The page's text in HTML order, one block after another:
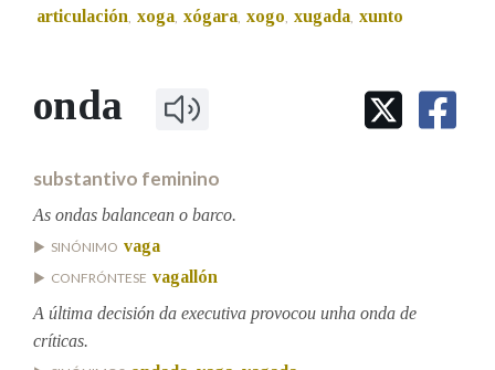
Nos exemplos
articulación, xoga, xógara, xogo, xugada, xunto
onda
substantivo feminino
As ondas balancean o barco.
SINÓNIMO vaga
CONFRÓNTESE vagallón
A última decisión da executiva provocou unha onda de
críticas.